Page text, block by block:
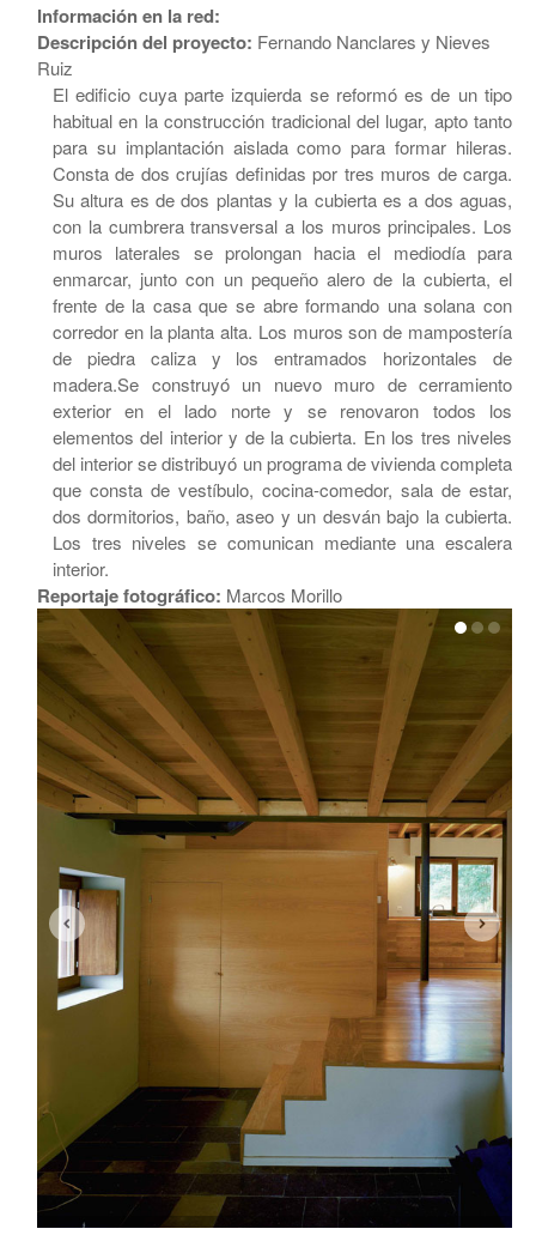
Información en la red:
Descripción del proyecto: Fernando Nanclares y Nieves
Ruiz
El edificio cuya parte izquierda se reformó es de un tipo
habitual en la construcción tradicional del lugar, apto tanto
para su implantación aislada como para formar hileras.
Consta de dos crujías definidas por tres muros de carga.
Su altura es de dos plantas y la cubierta es a dos aguas,
con la cumbrera transversal a los muros principales. Los
muros laterales se prolongan hacia el mediodía para
enmarcar, junto con un pequeño alero de la cubierta, el
frente de la casa que se abre formando una solana con
corredor en la planta alta. Los muros son de mampostería
de piedra caliza y los entramados horizontales de
madera.Se construyó un nuevo muro de cerramiento
exterior en el lado norte y se renovaron todos los
elementos del interior y de la cubierta. En los tres niveles
del interior se distribuyó un programa de vivienda completa
que consta de vestíbulo, cocina-comedor, sala de estar,
dos dormitorios, baño, aseo y un desván bajo la cubierta.
Los tres niveles se comunican mediante una escalera
interior.
Reportaje fotográfico: Marcos Morillo